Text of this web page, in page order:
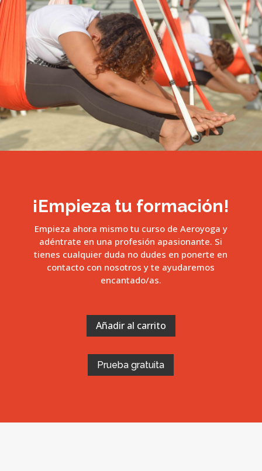
¡Empieza tu formación!
Empieza ahora mismo tu curso de Aeroyoga y
adéntrate en una profesión apasionante. Si
tienes cualquier duda no dudes en ponerte en
contacto con nosotros y te ayudaremos
encantado/as.
Añadir al carrito
Prueba gratuita